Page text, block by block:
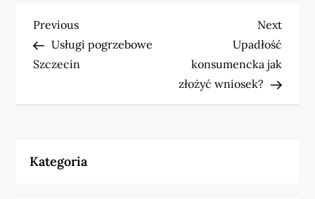
N
a
g
Previous
Post
Previous
Usługi pogrzebowe
Szczecin
Next
Post
Next
Upadłość
konsumencka jak
złożyć wniosek?
Kategoria